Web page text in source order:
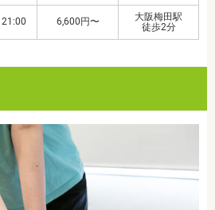
6,600円〜
大阪梅田駅
徒歩2分